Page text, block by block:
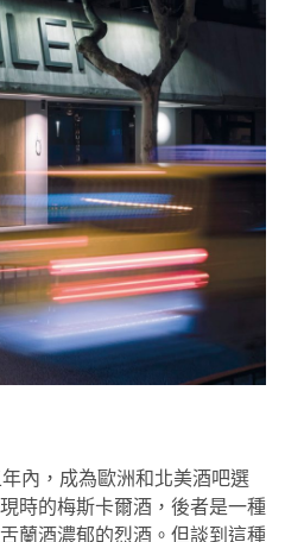
內，成為歐洲和北美酒吧選
時的梅斯卡爾酒，後者是一種
蘭酒濃郁的烈酒。但談到這種